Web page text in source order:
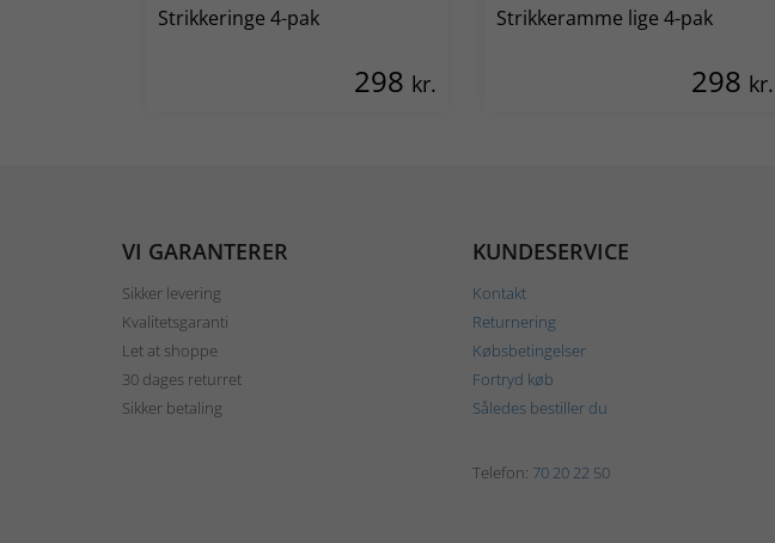
Strikkeringe 4-pak
298 kr.
Strikkeramme lige 4-pak
298 kr.
VI GARANTERER
Sikker levering
Kvalitetsgaranti
Let at shoppe
30 dages returret
Sikker betaling
KUNDESERVICE
Kontakt
Returnering
Købsbetingelser
Fortryd køb
Således bestiller du
Telefon: 70 20 22 50